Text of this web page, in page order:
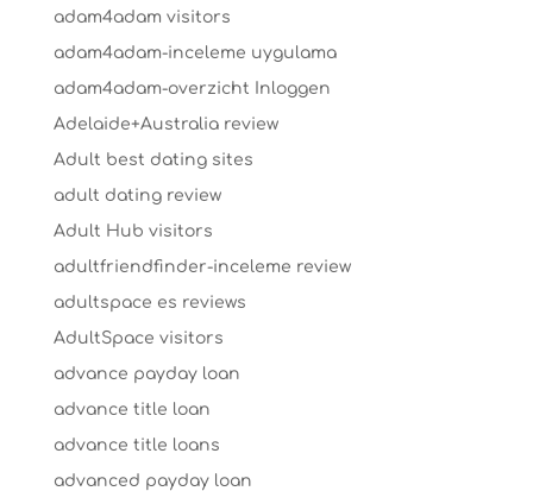
adam4adam visitors
adam4adam-inceleme uygulama
adam4adam-overzicht Inloggen
Adelaide+Australia review
Adult best dating sites
adult dating review
Adult Hub visitors
adultfriendfinder-inceleme review
adultspace es reviews
AdultSpace visitors
advance payday loan
advance title loan
advance title loans
advanced payday loan